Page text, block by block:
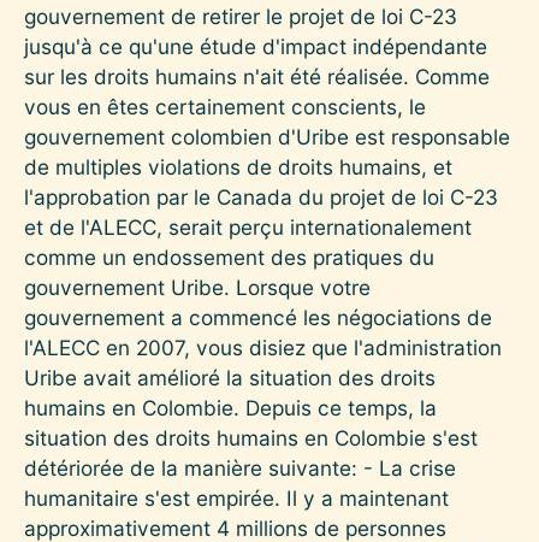
gouvernement de retirer le projet de loi C-23
jusqu'à ce qu'une étude d'impact indépendante
sur les droits humains n'ait été réalisée. Comme
vous en êtes certainement conscients, le
gouvernement colombien d'Uribe est responsable
de multiples violations de droits humains, et
l'approbation par le Canada du projet de loi C-23
et de l'ALECC, serait perçu internationalement
comme un endossement des pratiques du
gouvernement Uribe. Lorsque votre
gouvernement a commencé les négociations de
l'ALECC en 2007, vous disiez que l'administration
Uribe avait amélioré la situation des droits
humains en Colombie. Depuis ce temps, la
situation des droits humains en Colombie s'est
détériorée de la manière suivante: - La crise
humanitaire s'est empirée. Il y a maintenant
approximativement 4 millions de personnes